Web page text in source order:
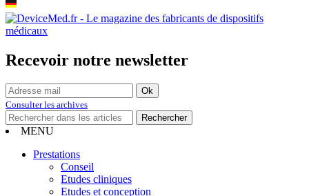
Recevoir notre newsletter
Consulter les archives
MENU
Prestations
Conseil
Etudes cliniques
Etudes et conception